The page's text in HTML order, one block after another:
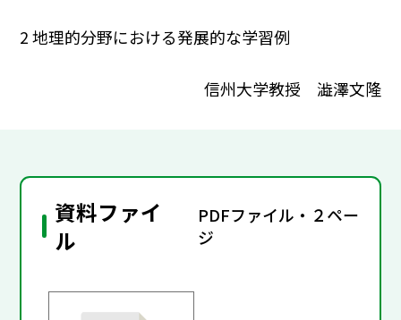
2 地理的分野における発展的な学習例
信州大学教授 澁澤文隆
資料ファイ
ル
PDFファイル・２ペー
ジ